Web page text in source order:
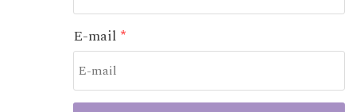
E-mail